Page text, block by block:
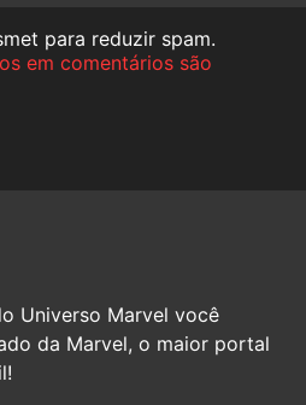
para reduzir spam.
em comentários são
Universo Marvel você
da Marvel, o maior portal